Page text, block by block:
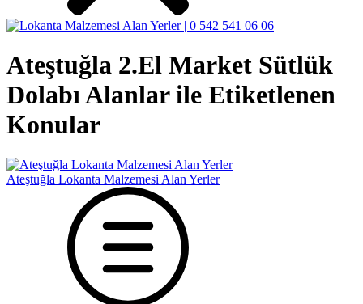
Ateştuğla 2.El Market Sütlük
Dolabı Alanlar ile Etiketlenen
Konular
Ateştuğla Lokanta Malzemesi Alan Yerler